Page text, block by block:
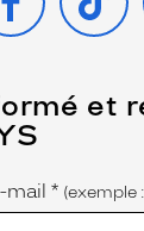
et
* (exemple